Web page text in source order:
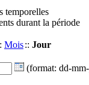
temporelles
durant la période
Mois:: Jour
(format: dd-